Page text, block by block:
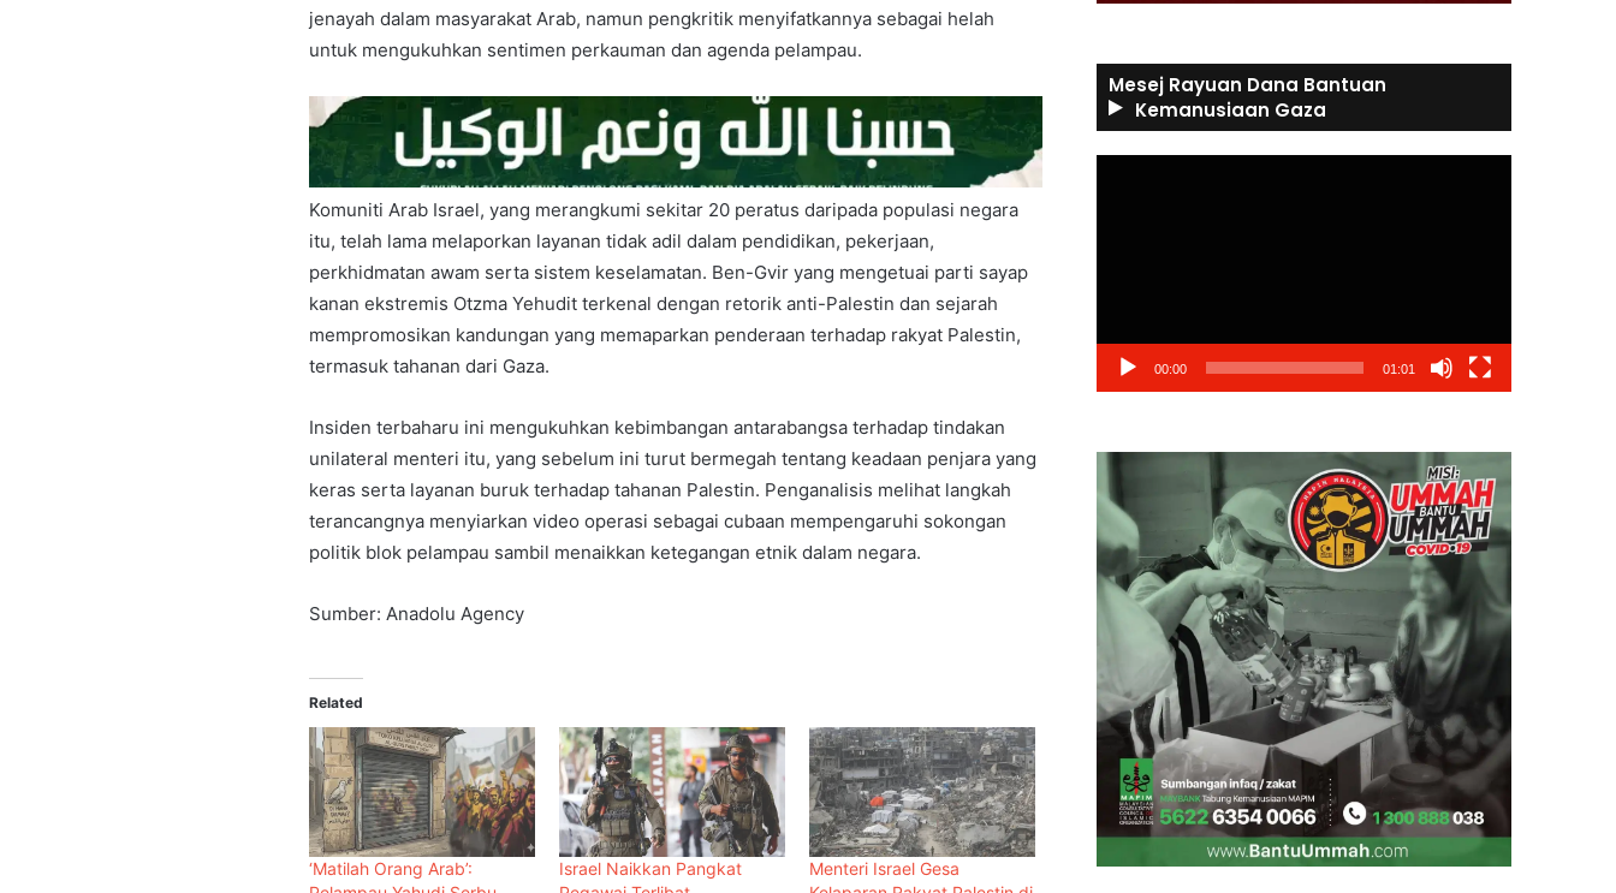
jenayah dalam masyarakat Arab, namun pengkritik menyifatkannya sebagai helah
untuk mengukuhkan sentimen perkauman dan agenda pelampau.
Komuniti Arab Israel, yang merangkumi sekitar 20 peratus daripada populasi negara
itu, telah lama melaporkan layanan tidak adil dalam pendidikan, pekerjaan,
perkhidmatan awam serta sistem keselamatan. Ben-Gvir yang mengetuai parti sayap
kanan ekstremis Otzma Yehudit terkenal dengan retorik anti-Palestin dan sejarah
mempromosikan kandungan yang memaparkan penderaan terhadap rakyat Palestin,
termasuk tahanan dari Gaza.
Insiden terbaharu ini mengukuhkan kebimbangan antarabangsa terhadap tindakan
unilateral menteri itu, yang sebelum ini turut bermegah tentang keadaan penjara yang
keras serta layanan buruk terhadap tahanan Palestin. Penganalisis melihat langkah
terancangnya menyiarkan video operasi sebagai cubaan mempengaruhi sokongan
politik blok pelampau sambil menaikkan ketegangan etnik dalam negara.
Sumber: Anadolu Agency
Related
‘Matilah Orang Arab’:
Israel Naikkan Pangkat
Menteri Israel Gesa
Mesej Rayuan Dana Bantuan
Kemanusiaan Gaza
00:00 01:01